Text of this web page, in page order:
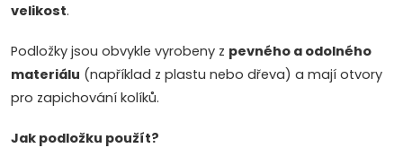
velikost.
Podložky jsou obvykle vyrobeny z pevného a odolného
materiálu (například z plastu nebo dřeva) a mají otvory
pro zapichování kolíků.
Jak podložku použít?